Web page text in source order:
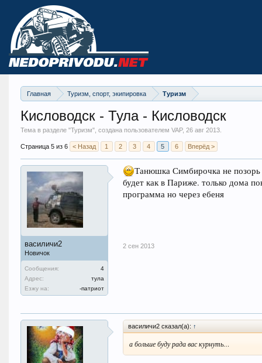
Главная Туризм, спорт, экипировка Туризм
Кисловодск - Тула - Кисловодск
Тема в разделе "Туризм", создана пользователем VAP, 26 авг 2013.
Страница 5 из 6 < Назад 1 2 3 4 5 6 Вперёд >
василичи2
Новичок
Сообщения:
4
Адрес:
тула
Езжу на:
-патриот
Танюшка Симбирочка не позорь
будет как в Париже. только дома
программа но через ебеня
2 сен 2013
василичи2 сказал(а): ↑
а больше буду рада вас курнуть…